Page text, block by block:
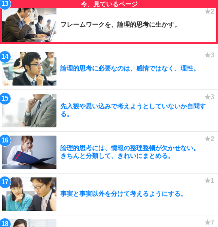
フレームワークを、論理的思考に生かす。
論理的思考に必要なのは、感情ではなく、理性。
先入観や思い込みで考えようとしていないか自問す
る。
論理的思考には、情報の整理整頓が欠かせない。
きちんと分類して、きれいにまとめる。
事実と事実以外を分けて考えるようにする。